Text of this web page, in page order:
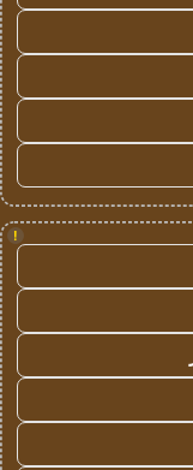
!